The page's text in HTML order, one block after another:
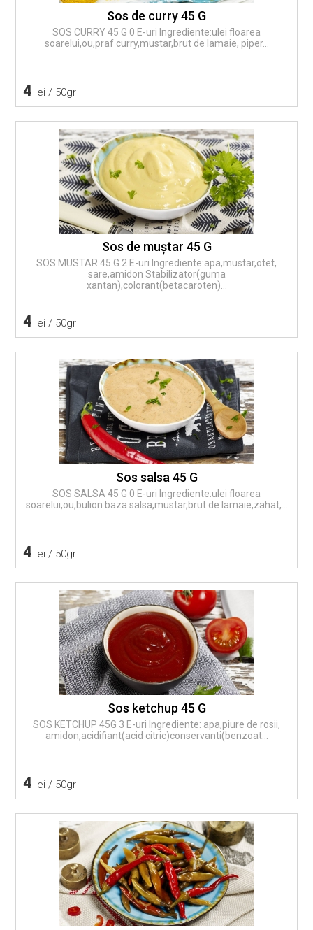
Sos de curry 45 G
SOS CURRY 45 G 0 E-uri Ingrediente:ulei floarea
soarelui,ou,praf curry,mustar,brut de lamaie, piper...
4 lei / 50gr
Sos de muştar 45 G
SOS MUSTAR 45 G 2 E-uri Ingrediente:apa,mustar,otet,
sare,amidon Stabilizator(guma
xantan),colorant(betacaroten)...
4 lei / 50gr
Sos salsa 45 G
SOS SALSA 45 G 0 E-uri Ingrediente:ulei floarea
soarelui,ou,bulion baza salsa,mustar,brut de lamaie,zahat,...
4 lei / 50gr
Sos ketchup 45 G
SOS KETCHUP 45G 3 E-uri Ingrediente: apa,piure de rosii,
amidon,acidifiant(acid citric)conservanti(benzoat...
4 lei / 50gr